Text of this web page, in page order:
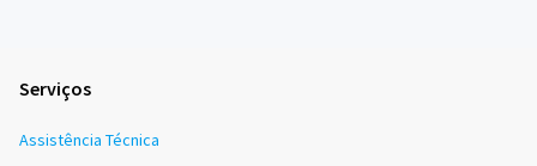
Serviços
Assistência Técnica